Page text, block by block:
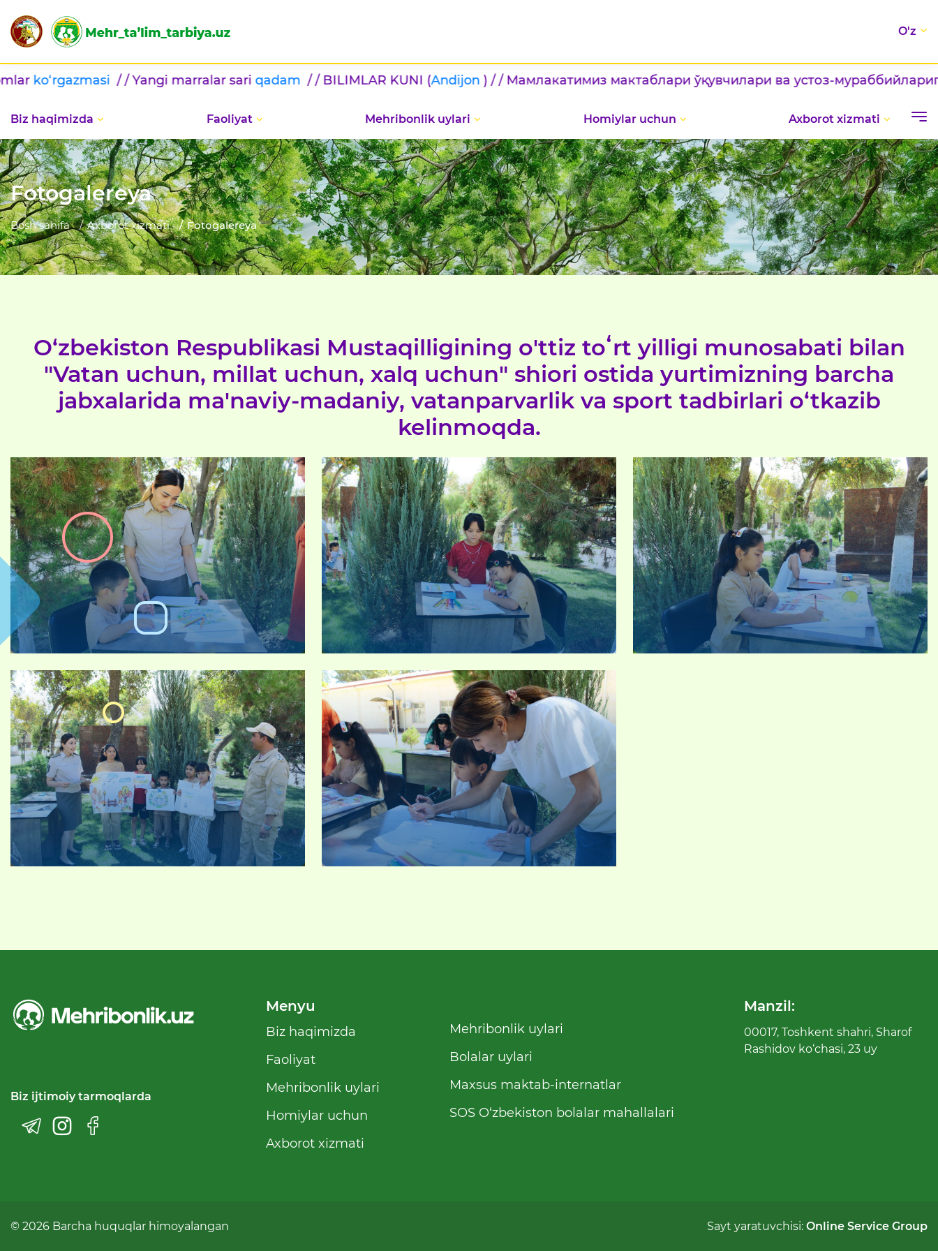
O'z
/ / Yangi marralar sariqadam/ / BILIMLAR KUNI (Andijon) / / Мамлакатимиз мактаблари ўқувчилари ва устоз-мураббийларига
Biz haqimizda Faoliyat Mehribonlik uylari Homiylar uchun Axborot xizmati
Fotogalereya
Bosh sahifa Axborot xizmati Fotogalereya
O‘zbekiston Respublikasi Mustaqilligining o'ttiz toʻrt yilligi munosabati bilan
"Vatan uchun, millat uchun, xalq uchun" shiori ostida yurtimizning barcha
jabxalarida ma'naviy-madaniy, vatanparvarlik va sport tadbirlari o‘tkazib
kelinmoqda.
Biz ijtimoiy tarmoqlarda
Menyu
Biz haqimizda
Faoliyat
Mehribonlik uylari
Homiylar uchun
Axborot xizmati
Mehribonlik uylari
Bolalar uylari
Maxsus maktab-internatlar
SOS O‘zbekiston bolalar mahallalari
Manzil:
00017, Toshkent shahri, Sharof
Rashidov ko‘chasi, 23 uy
© 2026 Barcha huquqlar himoyalangan Sayt yaratuvchisi: Online Service Group